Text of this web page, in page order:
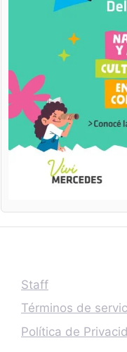
Staff
Términos de
Política de